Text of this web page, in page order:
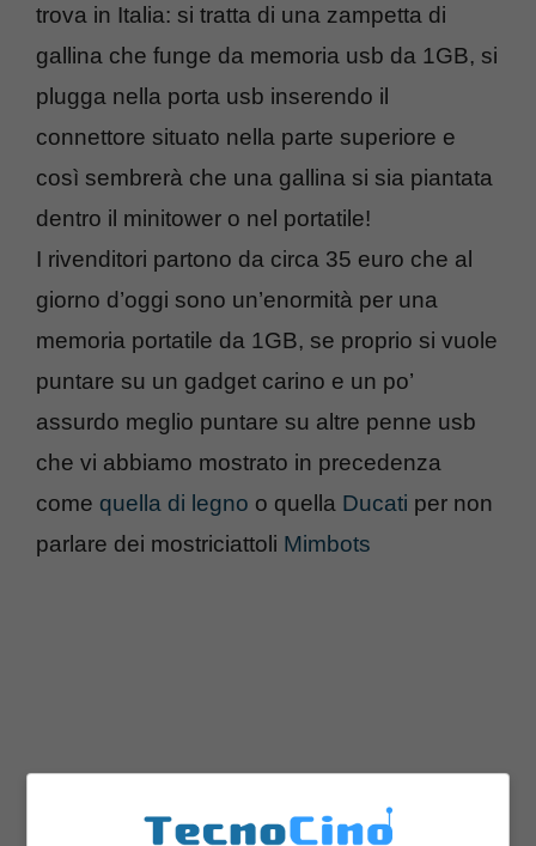
trova in Italia: si tratta di una zampetta di
gallina che funge da memoria usb da 1GB, si
plugga nella porta usb inserendo il
connettore situato nella parte superiore e
così sembrerà che una gallina si sia piantata
dentro il minitower o nel portatile!
I rivenditori partono da circa 35 euro che al
giorno d’oggi sono un’enormità per una
memoria portatile da 1GB, se proprio si vuole
puntare su un gadget carino e un po’
assurdo meglio puntare su altre penne usb
che vi abbiamo mostrato in precedenza
come quella di legno o quella Ducati per non
parlare dei mostriciattoli Mimbots